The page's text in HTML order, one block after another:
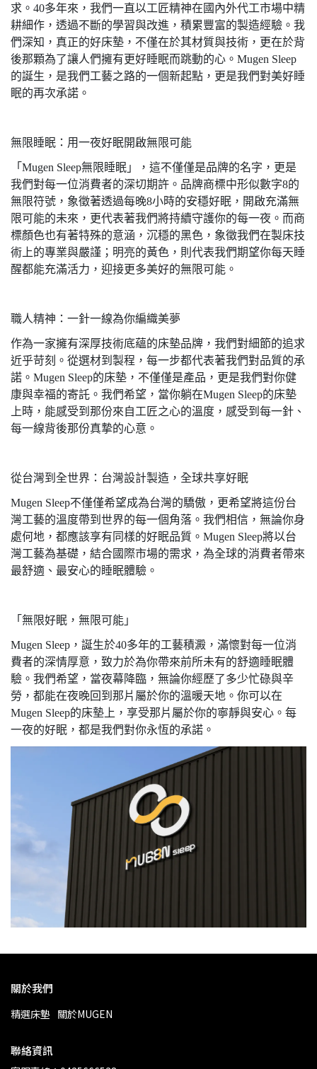
求。40多年來，我們一直以工匠精神在國內外代工市場中精
耕細作，透過不斷的學習與改進，積累豐富的製造經驗。我
們深知，真正的好床墊，不僅在於其材質與技術，更在於背
後那顆為了讓人們擁有更好睡眠而跳動的心。Mugen Sleep
的誕生，是我們工藝之路的一個新起點，更是我們對美好睡
眠的再次承諾。
無限睡眠：用一夜好眠開啟無限可能
「Mugen Sleep無限睡眠」，這不僅僅是品牌的名字，更是
我們對每一位消費者的深切期許。品牌商標中形似數字8的
無限符號，象徵著透過每晚8小時的安穩好眠，開啟充滿無
限可能的未來，更代表著我們將持續守護你的每一夜。而商
標顏色也有著特殊的意涵，沉穩的黑色，象徵我們在製床技
術上的專業與嚴謹；明亮的黃色，則代表我們期望你每天睡
醒都能充滿活力，迎接更多美好的無限可能。
職人精神：一針一線為你編織美夢
作為一家擁有深厚技術底蘊的床墊品牌，我們對細節的追求
近乎苛刻。從選材到製程，每一步都代表著我們對品質的承
諾。Mugen Sleep的床墊，不僅僅是產品，更是我們對你健
康與幸福的寄託。我們希望，當你躺在Mugen Sleep的床墊
上時，能感受到那份來自工匠之心的溫度，感受到每一針、
每一線背後那份真摯的心意。
從台灣到全世界：台灣設計製造，全球共享好眠
Mugen Sleep不僅僅希望成為台灣的驕傲，更希望將這份台
灣工藝的溫度帶到世界的每一個角落。我們相信，無論你身
處何地，都應該享有同樣的好眠品質。Mugen Sleep將以台
灣工藝為基礎，結合國際市場的需求，為全球的消費者帶來
最舒適、最安心的睡眠體驗。
「無限好眠，無限可能」
Mugen Sleep，誕生於40多年的工藝積澱，滿懷對每一位消
費者的深情厚意，致力於為你帶來前所未有的舒適睡眠體
驗。我們希望，當夜幕降臨，無論你經歷了多少忙碌與辛
勞，都能在夜晚回到那片屬於你的溫暖天地。你可以在
Mugen Sleep的床墊上，享受那片屬於你的寧靜與安心。每
一夜的好眠，都是我們對你永恆的承諾。
關於我們
精選床墊 關於MUGEN
聯絡資訊